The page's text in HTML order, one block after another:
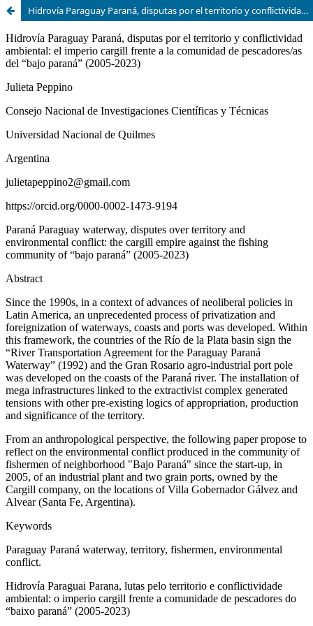
Hidrovía Paraguay Paraná, disputas por el territorio y conflictividad ambiental: el imperio Cargill frente a la comunidad de pescadores/as del Bajo Paraná (2003-2023)